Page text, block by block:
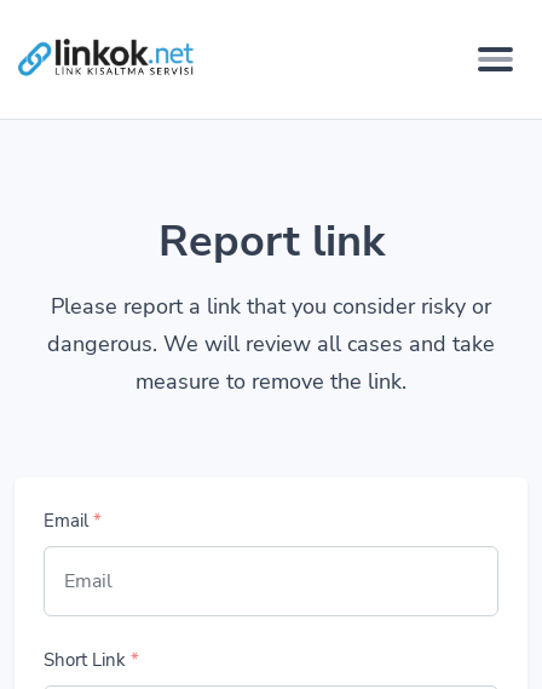
Report link
Please report a link that you consider risky or
dangerous. We will review all cases and take
measure to remove the link.
Email*
Short Link *